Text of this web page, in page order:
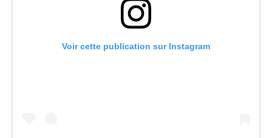
Voir cette publication sur Instagram